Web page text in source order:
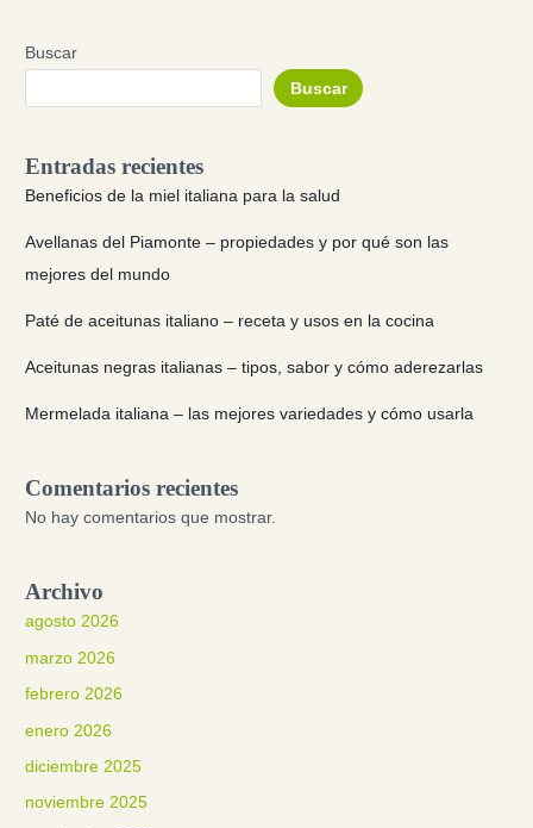
Buscar
Buscar
Entradas recientes
Beneficios de la miel italiana para la salud
Avellanas del Piamonte – propiedades y por qué son las
mejores del mundo
Paté de aceitunas italiano – receta y usos en la cocina
Aceitunas negras italianas – tipos, sabor y cómo aderezarlas
Mermelada italiana – las mejores variedades y cómo usarla
Comentarios recientes
No hay comentarios que mostrar.
Archivo
agosto 2026
marzo 2026
febrero 2026
enero 2026
diciembre 2025
noviembre 2025